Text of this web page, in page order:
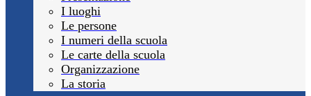
I luoghi
Le persone
I numeri della scuola
Le carte della scuola
Organizzazione
La storia